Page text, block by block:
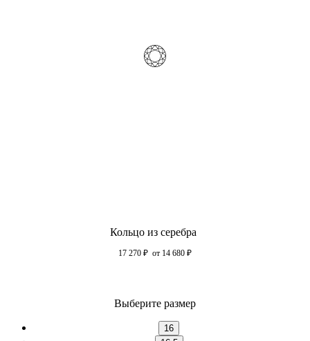
Кольцо из серебра
17 270 ₽ от 14 680 ₽
Выберите размер
16